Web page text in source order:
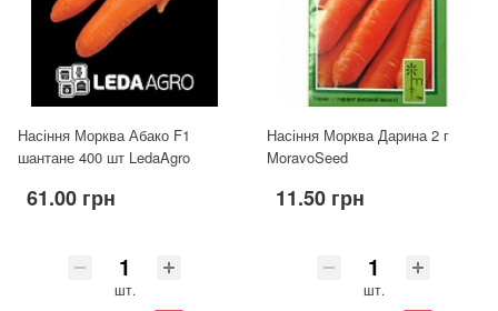
Насіння Морква Абако F1
шантане 400 шт LedaAgro
61.00 грн
шт.
Насіння Морква Дарина 2 г
MoravoSeed
11.50 грн
шт.